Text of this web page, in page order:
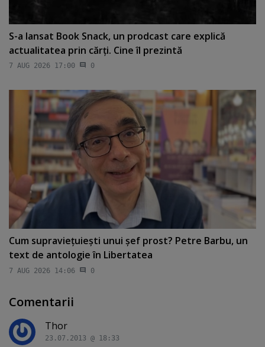
S-a lansat Book Snack, un prodcast care explică
actualitatea prin cărţi. Cine îl prezintă
7 AUG 2026 17:00 0
Cum supravieţuieşti unui şef prost? Petre Barbu, un
text de antologie în Libertatea
7 AUG 2026 14:06 0
Comentarii
Thor
23.07.2013 @ 18:33